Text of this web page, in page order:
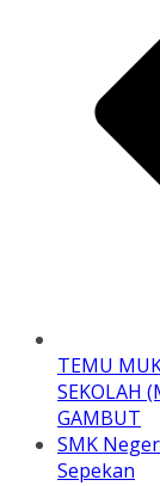
TEMU
SEKOLAH
GAMBUT
SMK
Sepekan